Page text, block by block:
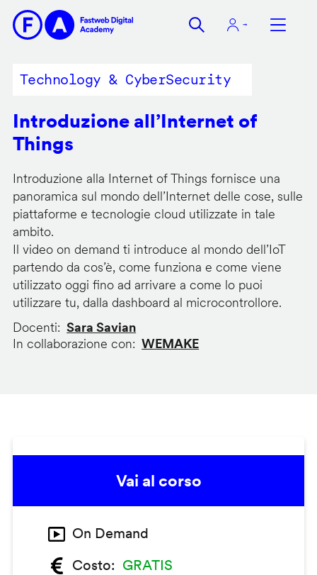
contenuto
Technology & CyberSecurity
Introduzione all’Internet of
Things
Introduzione alla Internet of Things fornisce una
panoramica sul mondo dell’Internet delle cose, sulle
piattaforme e tecnologie cloud utilizzate in tale
ambito.
Il video on demand ti introduce al mondo dell’IoT
partendo da cos’è, come funziona e come viene
utilizzato oggi fino ad arrivare a come lo puoi
utilizzare tu, dalla dashboard al microcontrollore.
Docenti
Sara Savian
In collaborazione con
WEMAKE
Vai al corso
On Demand
Costo
GRATIS